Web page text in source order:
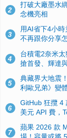
2
打破大廠墨水
念機亮相
3
用AI省下4小
不再跟你分享
4
台積電2奈米
搶首發、輝達
5
典藏界大地震
利歐兄弟》變
6
GitHub 狂攬 4
美元 API 費，
7
蘋果 2026 款